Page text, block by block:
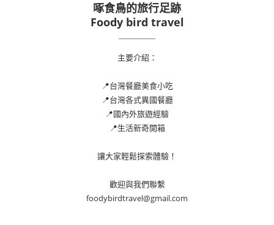
啄食鳥的旅行足跡
Foody bird travel
主要介紹：
📍台灣餐廳美食小吃
📍台灣各式異國餐廳
📍國內外旅遊經驗
📍生活新奇開箱
讓大家輕鬆探索體驗！
歡迎與我們聯繫
foodybirdtravel@gmail.com